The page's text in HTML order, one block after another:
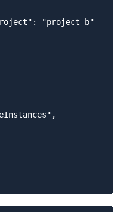
"project-b"